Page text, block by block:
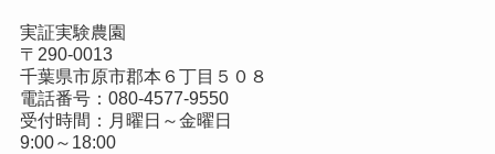
実証実験農園
〒290-0013
千葉県市原市郡本６丁目５０８
電話番号： 080-4577-9550
受付時間：月曜日～金曜日
9:00～18:00